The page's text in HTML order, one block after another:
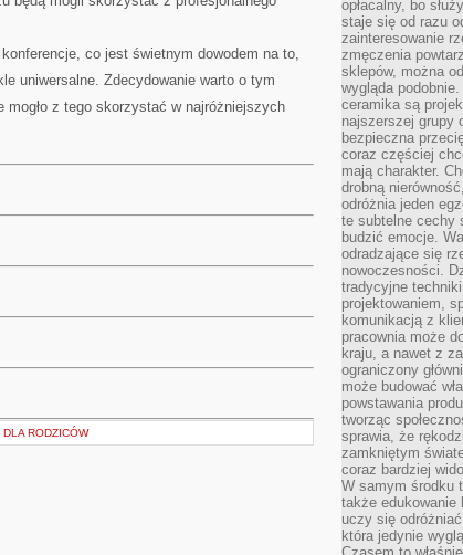
co jest świetnym dowodem na to,
uniwersalne. Zdecydowanie warto o tym
z tego skorzystać w najróżniejszych
RODZICÓW
opłacalny, bo
staje się od razu
zainteresowanie
zmęczenia
sklepów, można
wygląda
ceramika są
najszerszej grupy
bezpieczna
coraz częściej
mają charakter.
drobną
odróżnia jeden
te subtelne cechy
budzić emocje.
odradzające się
nowoczesności.
tradycyjne
projektowaniem,
komunikacją z
pracownia może
kraju, a nawet z
ograniczony
może budować
powstawania
tworząc
sprawia, że
zamkniętym
coraz bardziej
W samym środku
także edukowanie
uczy się
która jedynie